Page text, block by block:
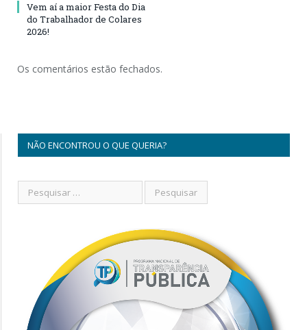
Vem aí a maior Festa do Dia
do Trabalhador de Colares
2026!
Os comentários estão fechados.
NÃO ENCONTROU O QUE QUERIA?